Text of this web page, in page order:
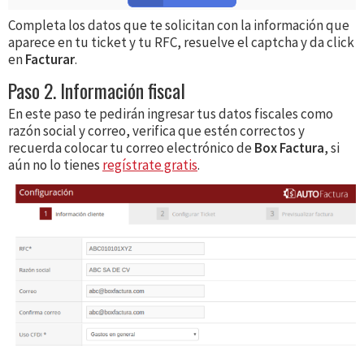
Completa los datos que te solicitan con la información que
aparece en tu ticket y tu RFC, resuelve el captcha y da click
enFacturar.
Paso 2. Información fiscal
En este paso te pedirán ingresar tus datos fiscales como
razón social y correo, verifica que estén correctos y
recuerda colocar tu correo electrónico deBox Factura, si
aún no lo tienes regístrate gratis.